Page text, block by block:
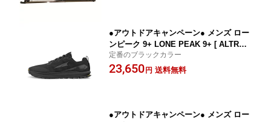
●アウトドアキャンペーン● メンズ ロー
ンピーク 9+ LONE PEAK 9+ [ ALTRA
アルトラ ] トレイルランニングシューズ
トレラン ハイキング ハイカー 登山 ア
定番のブラックカラー
23,650 円 送料無料
●アウトドアキャンペーン● メンズ ロー